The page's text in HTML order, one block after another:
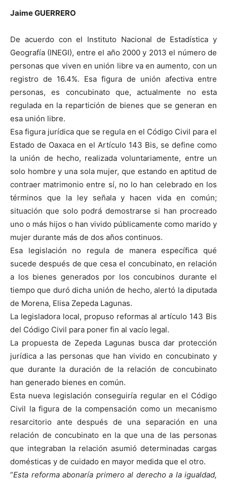
Jaime GUERRERO
De acuerdo con el Instituto Nacional de Estadística y
Geografía (INEGI), entre el año 2000 y 2013 el número de
personas que viven en unión libre va en aumento, con un
registro de 16.4%. Esa figura de unión afectiva entre
personas, es concubinato que, actualmente no esta
regulada en la repartición de bienes que se generan en
esa unión libre.
Esa figura jurídica que se regula en el Código Civil para el
Estado de Oaxaca en el Artículo 143 Bis, se define como
la unión de hecho, realizada voluntariamente, entre un
solo hombre y una sola mujer, que estando en aptitud de
contraer matrimonio entre sí, no lo han celebrado en los
términos que la ley señala y hacen vida en común;
situación que solo podrá demostrarse si han procreado
uno o más hijos o han vivido públicamente como marido y
mujer durante más de dos años continuos.
Esa legislación no regula de manera específica qué
sucede después de que cesa el concubinato, en relación
a los bienes generados por los concubinos durante el
tiempo que duró dicha unión de hecho, alertó la diputada
de Morena, Elisa Zepeda Lagunas.
La legisladora local, propuso reformas al artículo 143 Bis
del Código Civil para poner fin al vacío legal.
La propuesta de Zepeda Lagunas busca dar protección
jurídica a las personas que han vivido en concubinato y
que durante la duración de la relación de concubinato
han generado bienes en común.
Esta nueva legislación conseguiría regular en el Código
Civil la figura de la compensación como un mecanismo
resarcitorio ante después de una separación en una
relación de concubinato en la que una de las personas
que integraban la relación asumió determinadas cargas
domésticas y de cuidado en mayor medida que el otro.
“Esta reforma abonaría primero al derecho a la igualdad,